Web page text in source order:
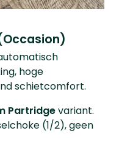
hoge
schietcomfort.
Partridgevariant.
(1/2), geen